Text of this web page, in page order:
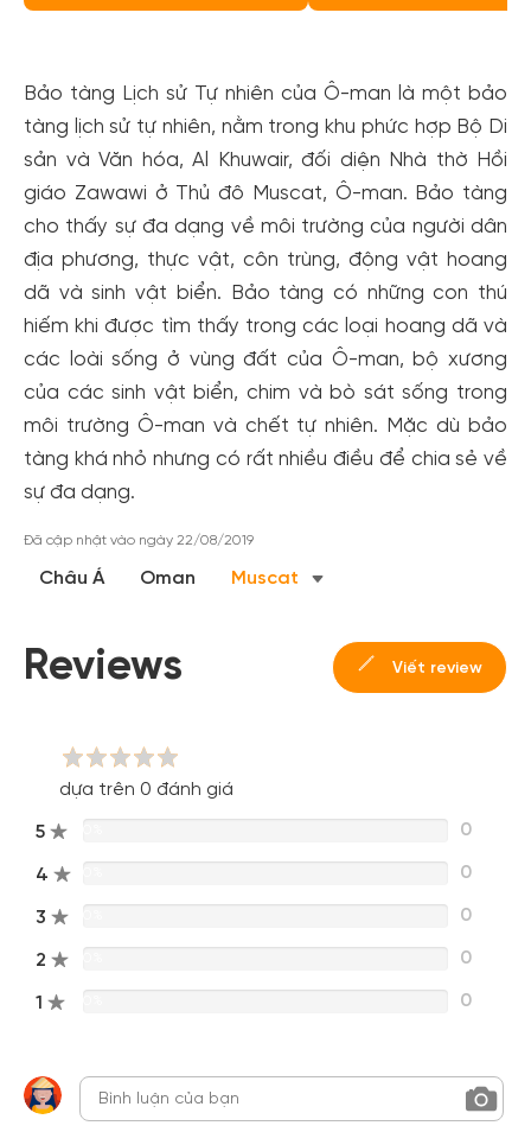
Bảo tàng Lịch sử Tự nhiên của Ô-man là một bảo
tàng lịch sử tự nhiên, nằm trong khu phức hợp Bộ Di
sản và Văn hóa, Al Khuwair, đối diện Nhà thờ Hồi
giáo Zawawi ở Thủ đô Muscat, Ô-man. Bảo tàng
cho thấy sự đa dạng về môi trường của người dân
địa phương, thực vật, côn trùng, động vật hoang
dã và sinh vật biển. Bảo tàng có những con thú
hiếm khi được tìm thấy trong các loại hoang dã và
các loài sống ở vùng đất của Ô-man, bộ xương
của các sinh vật biển, chim và bò sát sống trong
môi trường Ô-man và chết tự nhiên. Mặc dù bảo
tàng khá nhỏ nhưng có rất nhiều điều để chia sẻ về
sự đa dạng.
Đã cập nhật vào ngày 22/08/2019
Châu Á Oman Muscat
Reviews Viết review
dựa trên 0 đánh giá
5 0
4 0
3 0
2 0
1 0
Tạo tài khoản nhanh - nhận nhiều ưu
Tạo tài khoản để có thểnhận ngay các ưu đãi
cho cộng đồng.
Hoặc đăng nhập bằng